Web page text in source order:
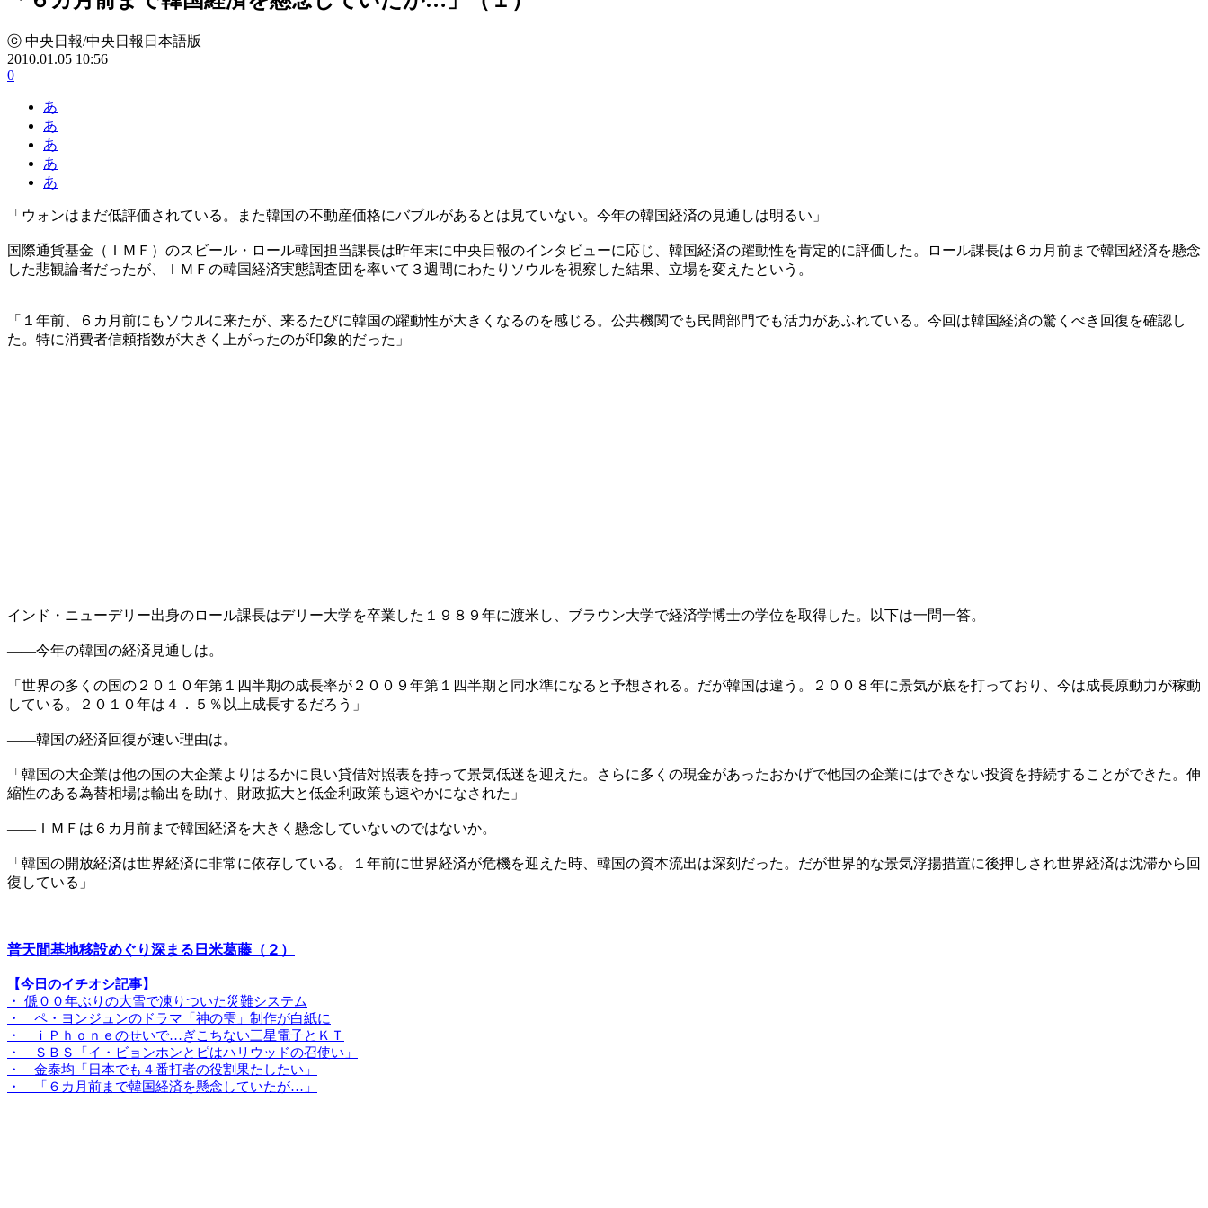
ⓒ 中央日報/中央日報日本語版
2010.01.05 10:56
0
あ
あ
あ
あ
あ
「ウォンはまだ低評価されている。また韓国の不動産価格にバブルがあるとは見ていない。今年の韓国経済の見通しは明るい」
国際通貨基金（ＩＭＦ）のスビール・ロール韓国担当課長は昨年末に中央日報のインタビューに応じ、韓国経済の躍動性を肯定的に評価した。ロール課長は６カ月前まで韓国経済を懸念
した悲観論者だったが、ＩＭＦの韓国経済実態調査団を率いて３週間にわたりソウルを視察した結果、立場を変えたという。
「１年前、６カ月前にもソウルに来たが、来るたびに韓国の躍動性が大きくなるのを感じる。公共機関でも民間部門でも活力があふれている。今回は韓国経済の驚くべき回復を確認し
た。特に消費者信頼指数が大きく上がったのが印象的だった」
インド・ニューデリー出身のロール課長はデリー大学を卒業した１９８９年に渡米し、ブラウン大学で経済学博士の学位を取得した。以下は一問一答。
――今年の韓国の経済見通しは。
「世界の多くの国の２０１０年第１四半期の成長率が２００９年第１四半期と同水準になると予想される。だが韓国は違う。２００８年に景気が底を打っており、今は成長原動力が稼動
している。２０１０年は４．５％以上成長するだろう」
――韓国の経済回復が速い理由は。
「韓国の大企業は他の国の大企業よりはるかに良い貸借対照表を持って景気低迷を迎えた。さらに多くの現金があったおかげで他国の企業にはできない投資を持続することができた。伸
縮性のある為替相場は輸出を助け、財政拡大と低金利政策も速やかになされた」
――ＩＭＦは６カ月前まで韓国経済を大きく懸念していないのではないか。
「韓国の開放経済は世界経済に非常に依存している。１年前に世界経済が危機を迎えた時、韓国の資本流出は深刻だった。だが世界的な景気浮揚措置に後押しされ世界経済は沈滞から回
復している」
普天間基地移設めぐり深まる日米葛藤（２）
【今日のイチオシ記事】
・ 傂００年ぶりの大雪で凍りついた災難システム
・ ペ・ヨンジュンのドラマ「神の雫」制作が白紙に
・ ｉＰｈｏｎｅのせいで…ぎこちない三星電子とＫＴ
・ ＳＢＳ「イ・ビョンホンとピはハリウッドの召使い」
・ 金泰均「日本でも４番打者の役割果たしたい」
・ 「６カ月前まで韓国経済を懸念していたが…」